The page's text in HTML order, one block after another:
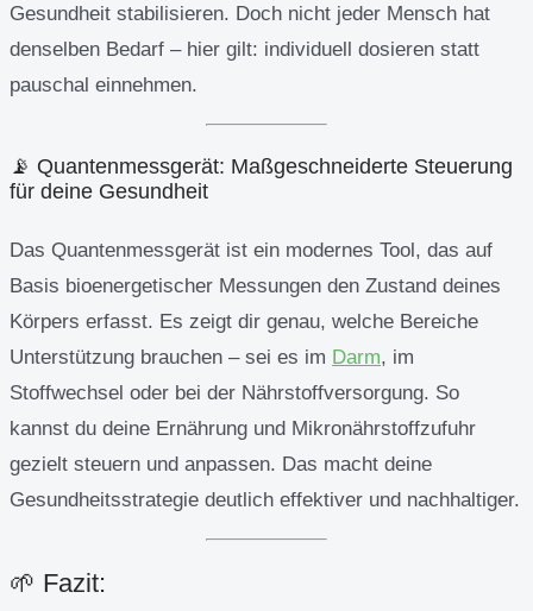
Gesundheit stabilisieren. Doch nicht jeder Mensch hat
denselben Bedarf – hier gilt: individuell dosieren statt
pauschal einnehmen.
📡 Quantenmessgerät: Maßgeschneiderte Steuerung
für deine Gesundheit
Das Quantenmessgerät ist ein modernes Tool, das auf
Basis bioenergetischer Messungen den Zustand deines
Körpers erfasst. Es zeigt dir genau, welche Bereiche
Unterstützung brauchen – sei es im Darm, im
Stoffwechsel oder bei der Nährstoffversorgung. So
kannst du deine Ernährung und Mikronährstoffzufuhr
gezielt steuern und anpassen. Das macht deine
Gesundheitsstrategie deutlich effektiver und nachhaltiger.
🌱 Fazit: